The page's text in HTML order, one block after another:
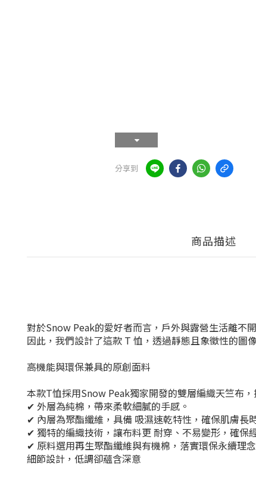
分享到
商品描述
對於Snow Peak的愛好者而言，戶外與露營生活離不
因此，我們設計了這款 T 恤，透過靜態且象徵性的圖
高機能與環保兼具的原創面料
本款T恤採用Snow Peak獨家開發的雙層編織天竺布
✔ 外層為純棉，帶來柔軟細膩的手感。
✔ 內層為聚酯纖維，具備 吸濕速乾特性，確保肌膚長
✔ 獨特的編織技術，讓布料更 耐穿、不易變形，確保
✔ 原料選用再生聚酯纖維與有機棉，落實環保永續理念
細節設計，低調卻蘊含深意